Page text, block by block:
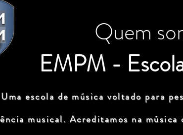
Quem
EMPM -
Uma escola de música voltado para
musical. Acreditamos na